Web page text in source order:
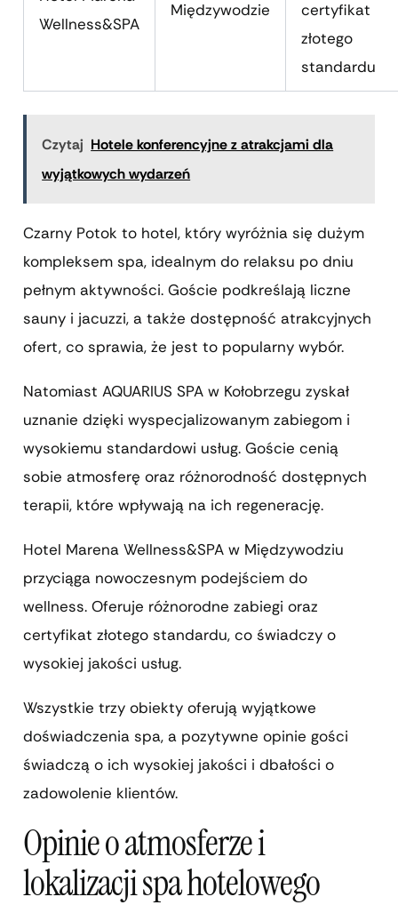
Wellness&SPA
Międzywodzie
certyfikat
złotego
standardu
Czytaj Hotele konferencyjne z atrakcjami dla
wyjątkowych wydarzeń
Czarny Potok to hotel, który wyróżnia się dużym
kompleksem spa, idealnym do relaksu po dniu
pełnym aktywności. Goście podkreślają liczne
sauny i jacuzzi, a także dostępność atrakcyjnych
ofert, co sprawia, że jest to popularny wybór.
Natomiast AQUARIUS SPA w Kołobrzegu zyskał
uznanie dzięki wyspecjalizowanym zabiegom i
wysokiemu standardowi usług. Goście cenią
sobie atmosferę oraz różnorodność dostępnych
terapii, które wpływają na ich regenerację.
Hotel Marena Wellness&SPA w Międzywodziu
przyciąga nowoczesnym podejściem do
wellness. Oferuje różnorodne zabiegi oraz
certyfikat złotego standardu, co świadczy o
wysokiej jakości usług.
Wszystkie trzy obiekty oferują wyjątkowe
doświadczenia spa, a pozytywne opinie gości
świadczą o ich wysokiej jakości i dbałości o
zadowolenie klientów.
Opinie o atmosferze i
lokalizacji spa hotelowego